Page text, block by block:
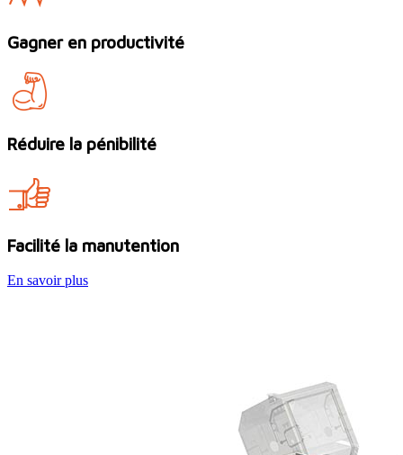
Gagner en productivité
Réduire la pénibilité
Facilité la manutention
En savoir plus